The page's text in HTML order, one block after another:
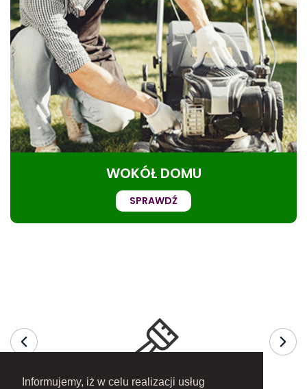
Informujemy, iż w celu realizacji usług
WOKÓŁ DOMU
SPRAWDŹ